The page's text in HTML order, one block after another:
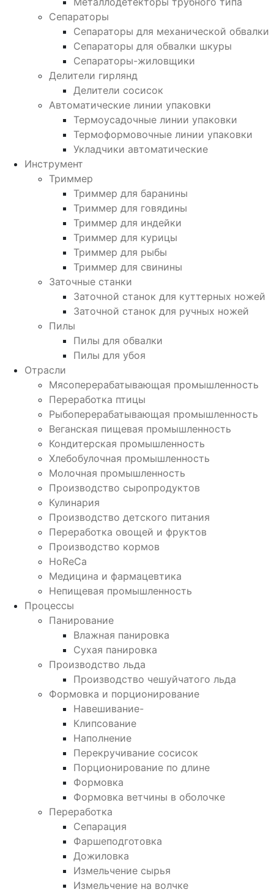
Сепараторы
Сепараторы для механической обвалки
Сепараторы для обвалки шкуры
Сепараторы-жиловщики
Делители гирлянд
Делители сосисок
Автоматические линии упаковки
Термоусадочные линии упаковки
Термоформовочные линии упаковки
Укладчики автоматические
Инструмент
Триммер
Триммер для баранины
Триммер для говядины
Триммер для индейки
Триммер для курицы
Триммер для рыбы
Триммер для свинины
Заточные станки
Заточной станок для куттерных ножей
Заточной станок для ручных ножей
Пилы
Пилы для обвалки
Пилы для убоя
Отрасли
Мясоперерабатывающая промышленность
Переработка птицы
Рыбоперерабатывающая промышленность
Веганская пищевая промышленность
Кондитерская промышленность
Хлебобулочная промышленность
Молочная промышленность
Производство сыропродуктов
Кулинария
Производство детского питания
Переработка овощей и фруктов
Производство кормов
HoReCa
Медицина и фармацевтика
Непищевая промышленность
Процессы
Панирование
Влажная панировка
Сухая панировка
Производство льда
Производство чешуйчатого льда
Формовка и порционирование
Навешивание-
Клипсование
Наполнение
Перекручивание сосисок
Порционирование по длине
Формовка
Формовка ветчины в оболочке
Переработка
Сепарация
Фаршеподготовка
Дожиловка
Измельчение сырья
Измельчение на волчке